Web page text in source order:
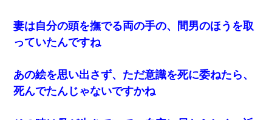
妻は自分の頭を撫でる両の手の、間男のほうを取
っていたんですね
あの絵を思い出さず、ただ意識を死に委ねたら、
死んでたんじゃないですかね